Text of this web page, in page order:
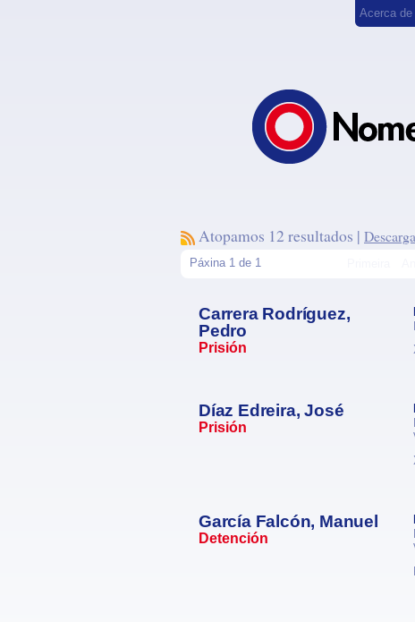
Acerca
Atopamos 12 resultados |
Páxina 1 de 1
Carrera Rodríguez,
Pedro
Prisión
Díaz Edreira, José
Prisión
García Falcón, Manuel
Detención